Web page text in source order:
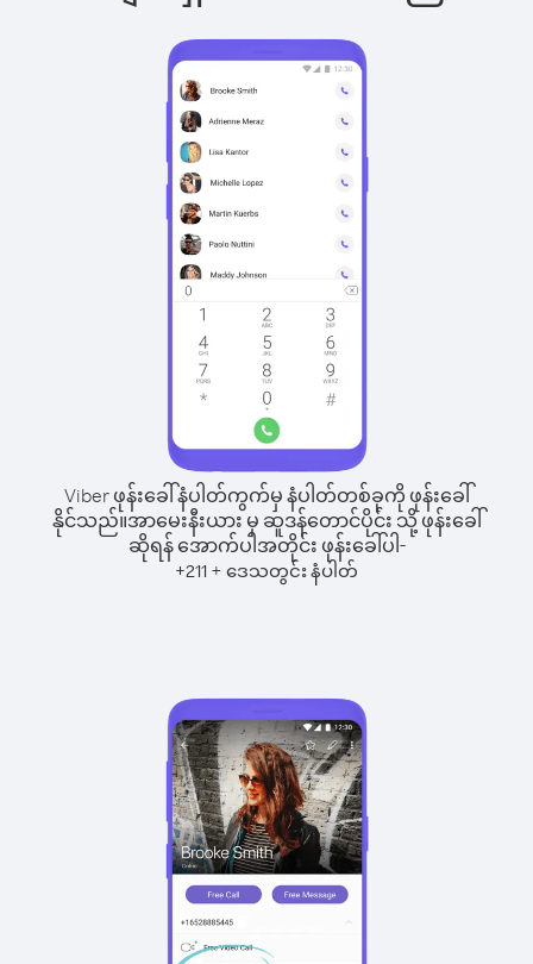
Viber ဖုန်းခေါ်နံပါတ်ကွက်မှ နံပါတ်တစ်ခုကို ဖုန်းခေါ်
နိုင်သည်။အာမေးနီးယား မှ ဆူဒန်တောင်ပိုင်း သို့ ဖုန်းခေါ်
ဆိုရန် အောက်ပါအတိုင်း ဖုန်းခေါ်ပါ-
+211 + ဒေသတွင်း နံပါတ်